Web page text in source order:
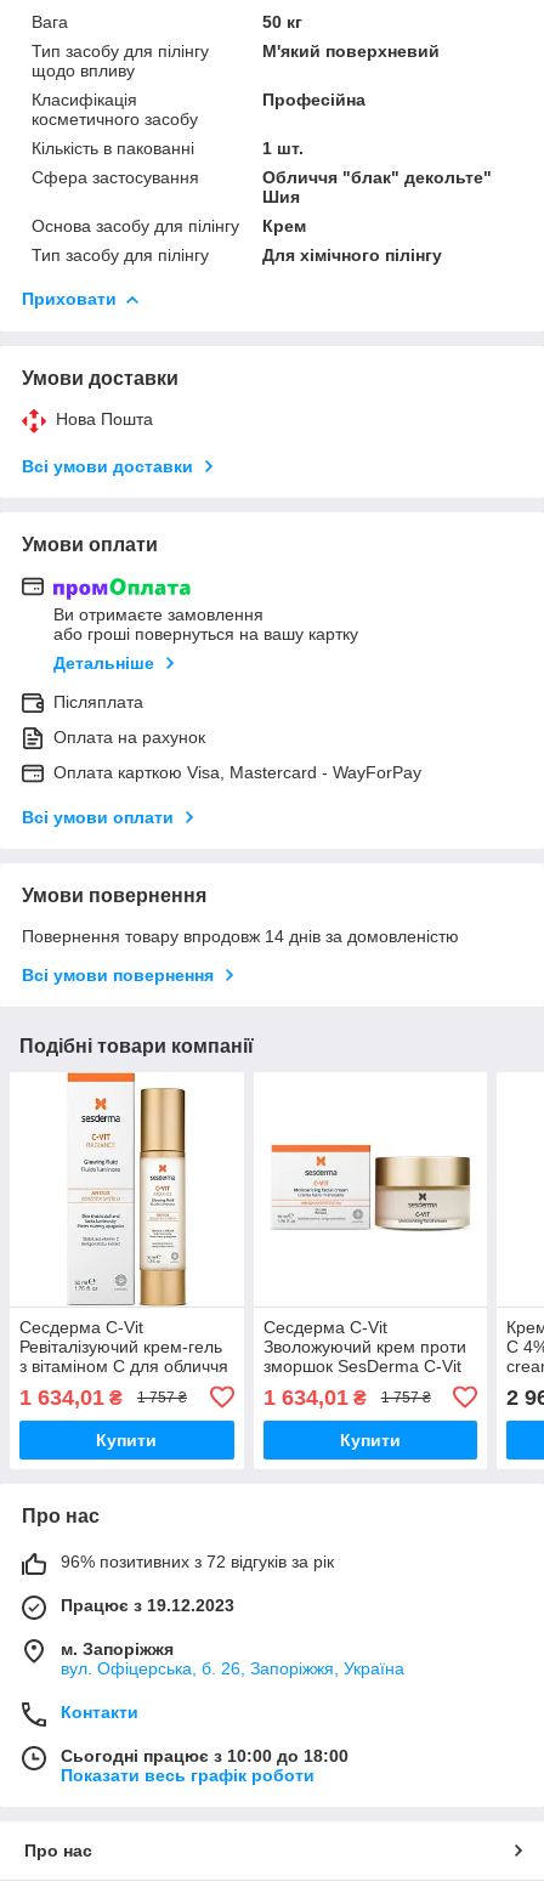
Вага
50 кг
Тип засобу для пілінгу
щодо впливу
М'який поверхневий
Класифікація
косметичного засобу
Професійна
Кількість в пакованні
1 шт.
Сфера застосування
Обличчя "блак" декольте"
Шия
Основа засобу для пілінгу
Крем
Тип засобу для пілінгу
Для хімічного пілінгу
Приховати
Умови доставки
Нова Пошта
Всі умови доставки
Умови оплати
Ви отримаєте замовлення
або гроші повернуться на вашу картку
Детальніше
Післяплата
Оплата на рахунок
Оплата карткою Visa, Mastercard - WayForPay
Всі умови оплати
Умови повернення
Повернення товару впродовж 14 днів за домовленістю
Всі умови повернення
Подібні товари компанії
Сесдерма C-Vit
Ревіталізуючий крем-гель
з вітаміном C для обличчя
Revitalizing Cream Gel, 50
мл
1 634,01 ₴ 1 757 ₴
Купити
Сесдерма C-Vit
Зволожуючий крем проти
зморшок SesDerma C-Vit
Moisturizing Face Cream,
50 мл
1 634,01₴ 1 757 ₴
Купити
С
2
Про нас
96% позитивних з 72 відгуків за рік
Працює з 19.12.2023
м. Запоріжжя
вул. Офіцерська, б. 26, Запоріжжя, Україна
Контакти
Сьогодні працює з 10:00 до 18:00
Показати весь графік роботи
Про нас